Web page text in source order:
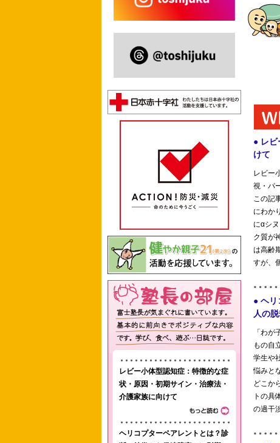
レビー小体型認知症：特徴的な症
状・原因・初期サイン・治療法・
介護家族に向けて
ヘリコプターペアレントとは？診